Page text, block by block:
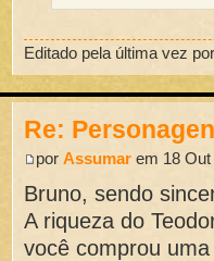
Editado pela última vez
Re:
porAssumar em 18
Bruno, sendo
A riqueza do
você comprou